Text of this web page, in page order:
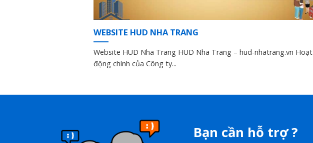
WEBSITE HUD NHA TRANG
Website HUD Nha Trang HUD Nha Trang – hud-nhatrang.vn Hoạt
động chính của Công ty...
Bạn cần hỗ trợ ?